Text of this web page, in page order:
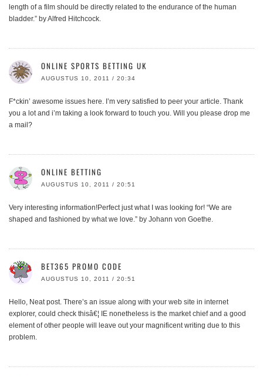
length of a film should be directly related to the endurance of the human
bladder.” by Alfred Hitchcock.
ONLINE SPORTS BETTING UK
AUGUSTUS 10, 2011 / 20:34
F*ckin’ awesome issues here. I’m very satisfied to peer your article. Thank
you a lot and i’m taking a look forward to touch you. Will you please drop me
a mail?
ONLINE BETTING
AUGUSTUS 10, 2011 / 20:51
Very interesting information!Perfect just what I was looking for! “We are
shaped and fashioned by what we love.” by Johann von Goethe.
BET365 PROMO CODE
AUGUSTUS 10, 2011 / 20:51
Hello, Neat post. There’s an issue along with your web site in internet
explorer, could check thisâ€¦ IE nonetheless is the market chief and a good
element of other people will leave out your magnificent writing due to this
problem.